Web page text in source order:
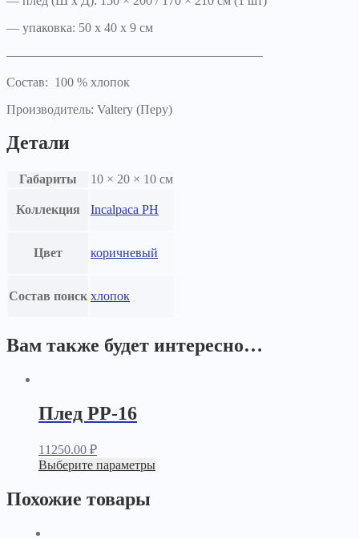
— упаковка: 50 х 40 х 9 см
————————————————————
Состав: 100 % хлопок
Производитель: Valtery (Перу)
Детали
Габариты 10 × 20 × 10 см
Коллекция Incalpaca PH
Цвет коричневый
Состав поиск хлопок
Вам также будет интересно…
Плед PP-16
11250.00 ₽
Выберите параметры
Похожие товары